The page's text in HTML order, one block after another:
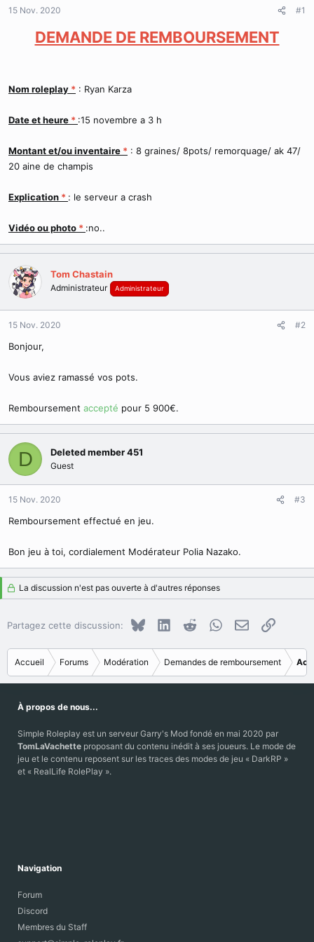
c
s
o
n
15 Nov. 2020 #1
DEMANDE DE REMBOURSEMENT
Nom roleplay * : Ryan Karza
Date et heure * :15 novembre a 3 h
Montant et/ou inventaire * : 8 graines/ 8pots/ remorquage/ ak 47/
20 aine de champis
Explication * : le serveur a crash
Vidéo ou photo * :no..
Tom Chastain
Administrateur Administrateur
15 Nov. 2020 #2
Bonjour,
Vous aviez ramassé vos pots.
Remboursement accepté pour 5 900€.
D Deleted member 451
Guest
15 Nov. 2020 #3
Remboursement effectué en jeu.
Bon jeu à toi, cordialement Modérateur Polia Nazako.
La discussion n'est pas ouverte à d'autres réponses
Partagez cette discussion: Bluesky LinkedInRedditWhatsApp
E-mailCopier
Accueil Forums Modération Demandes de remboursement
À propos de nous...
Simple Roleplay est un serveur Garry's Mod fondé en mai 2020 par
TomLaVachette proposant du contenu inédit à ses joueurs. Le mode de
jeu et le contenu reposent sur les traces des modes de jeu « DarkRP »
et « RealLife RolePlay ».
Navigation
Forum
Discord
Membres du Staff